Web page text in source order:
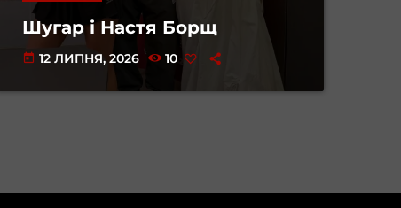
Шугар і Настя Борщ
today 12 ЛИПНЯ, 2026 10